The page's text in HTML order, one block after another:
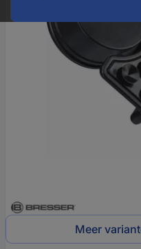
Meer